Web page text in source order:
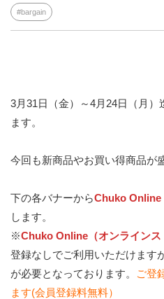
bargain
3月31日（金）～4月24日（月
ます。
今回も新商品やお買い得商品が
下の各バナーからChuko Online
します。
※Chuko Online（オンラインス
登録なしでご利用いただけます
が必要となっております。
ご登
ます(会員登録料無料）